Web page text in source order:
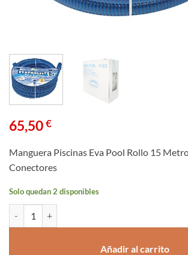
65,50€
Manguera Piscinas Eva Pool Rollo 15
Conectores
Solo quedan 2 disponibles
Añadir al carrito